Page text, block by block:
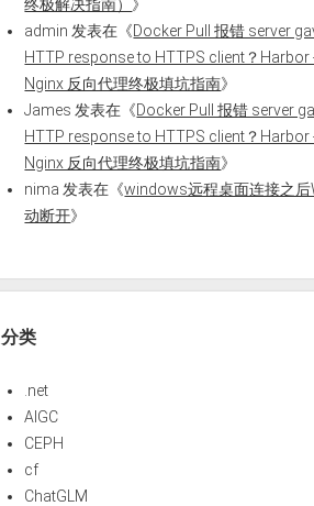
终极解决指南） 》
admin 发表在《Docker Pull 报错 server
HTTP response to HTTPS client？Harbor
Nginx 反向代理终极填坑指南》
James 发表在《Docker Pull 报错 server
HTTP response to HTTPS client？Harbor
Nginx 反向代理终极填坑指南》
nima 发表在《windows远程桌面连接之后
动断开》
分类
.net
AIGC
CEPH
cf
ChatGLM